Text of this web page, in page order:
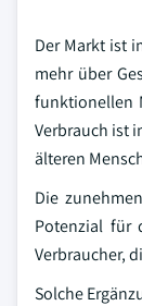
Der Markt ist
mehr über
funktionellen
Verbrauch ist
älteren
Die
Potenzial für
Verbraucher,
Solche